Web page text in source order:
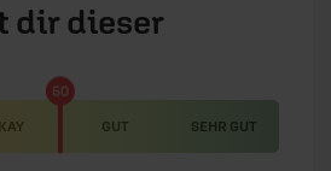
dir dieser
GUT SEHR GUT
50